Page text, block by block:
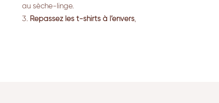
au sèche-linge.
Repassez les t-shirts à l’envers,